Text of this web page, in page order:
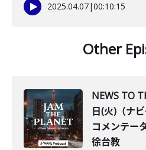
2025.04.07|00:10:15
Other
NEWS TO
日(火)（ナ
コメンテー
徐台教